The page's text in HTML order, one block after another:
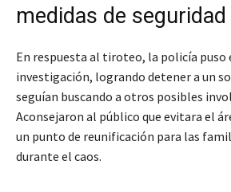
medidas de seguridad
En respuesta al tiroteo, la policía puso
investigación, logrando detener a un
seguían buscando a otros posibles
Aconsejaron al público que evitara el
un punto de reunificación para las
durante el caos.